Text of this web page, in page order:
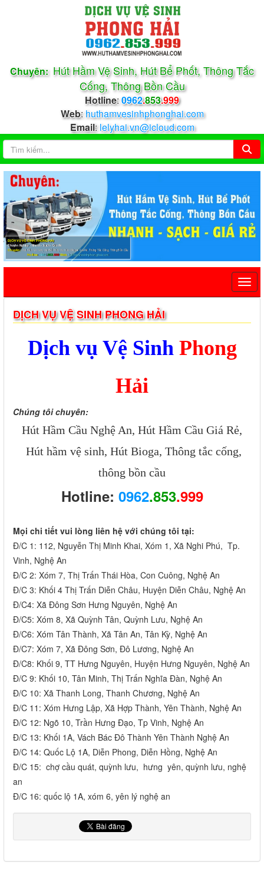
Chuyên: Hút Hầm Vệ Sinh, Hút Bể Phốt, Thông Tắc
Cống, Thông Bồn Cầu
Hotline:0962.853.999
Web: huthamvesinhphonghai.com
Email:lelyhai.vn@icloud.com
DỊCH VỤ VỆ SINH PHONG HẢI
Chuyên Nghiệp - Nhanh - Sạch - Giá Rẻ
Chuyên:Hút Hầm Vệ Sinh, Hút Bể Phốt, Hút hầm Biogas Giá Rẻ, Thông Tắc Cống, Thông Bồn Cầu
Hotline:0962.853.999Web:huthamvesinhphonghai.com
DỊCH VỤ VỆ SINH PHONG HẢI
Dịch vụ Vệ Sinh Phong
Hải
Chúng tôi chuyên:
Hút Hầm Cầu Nghệ An, Hút Hầm Cầu Giá Rẻ,
Hút hầm vệ sinh, Hút Bioga, Thông tắc cống,
thông bồn cầu
Hotline: 0962.853.999
Mọi chi tiết vui lòng liên hệ với chúng tôi tại:
Đ/C 1: 112, Nguyễn Thị Minh Khai, Xóm 1, Xã Nghi Phú, Tp.
Vinh, Nghệ An
Đ/C 2: Xóm 7, Thị Trấn Thái Hòa, Con Cuông, Nghệ An
Đ/C 3: Khối 4 Thị Trấn Diễn Châu, Huyện Diễn Châu, Nghệ An
Đ/C4: Xã Đông Sơn Hưng Nguyên, Nghệ An
Đ/C5: Xóm 8, Xã Quỳnh Tân, Quỳnh Lưu, Nghệ An
Đ/C6: Xóm Tân Thành, Xã Tân An, Tân Kỳ, Nghệ An
Đ/C7: Xóm 7, Xã Đông Sơn, Đô Lương, Nghệ An
Đ/C8: Khối 9, TT Hưng Nguyên, Huyện Hưng Nguyên, Nghệ An
Đ/C 9: Khối 10, Tân Minh, Thị Trấn Nghĩa Đàn, Nghệ An
Đ/C 10: Xã Thanh Long, Thanh Chương, Nghệ An
Đ/C 11: Xóm Hưng Lập, Xã Hợp Thành, Yên Thành, Nghệ An
Đ/C 12: Ngõ 10, Trần Hưng Đạo, Tp Vinh, Nghệ An
Đ/C 13: Khối 1A, Vách Bác Đô Thành Yên Thành Nghệ An
Đ/C 14: Quốc Lộ 1A, Diễn Phong, Diễn Hồng, Nghệ An
Đ/C 15: chợ cầu quát, quỳnh lưu, hưng yên, quỳnh lưu, nghệ
an
Đ/C 16: quốc lộ 1A, xóm 6, yên lý nghệ an